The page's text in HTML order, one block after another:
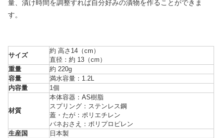
量、漬け時間を調整すれば自分好みの漬物を作ることができま
す。
サイズ
約 高さ14（cm）
直径：約 13（cm）
重量
約 220g
容量
満水容量：1.2L
内容量
1個
材質
本体容器：AS樹脂
スプリング：ステンレス鋼
蓋・たが：ポリエチレン
バネおさえ：ポリプロピレン
生産国
日本製